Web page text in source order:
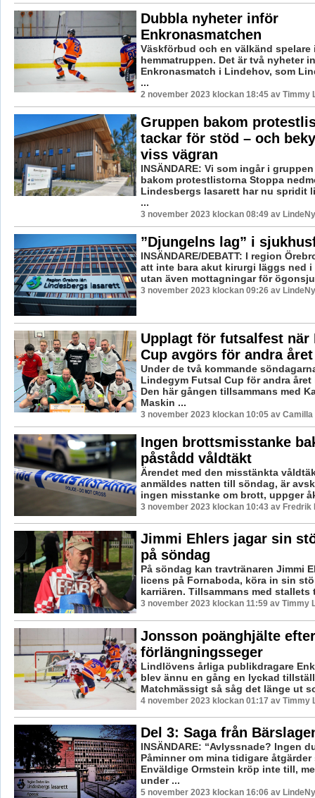
Dubbla nyheter inför
Enkronasmatchen
Väskförbud och en välkänd spelare
hemmatruppen. Det är två nyheter
Enkronasmatch i Lindehov, som
...
2 november 2023 klockan 18:45 av Timmy
Gruppen bakom
tackar för stöd – och
viss vägran
INSÄNDARE: Vi som ingår i
bakom protestlistorna Stoppa
Lindesbergs lasarett har nu spridit
...
3 november 2023 klockan 08:49 av
”Djungelns lag” i
INSÄNDARE/DEBATT: I region
att inte bara akut kirurgi läggs ned i
utan även mottagningar för
3 november 2023 klockan 09:26 av
Upplagt för futsalfest när
Cup avgörs för andra året
Under de två kommande
Lindegym Futsal Cup för andra
Den här gången tillsammans med
Maskin ...
3 november 2023 klockan 10:05 av Camilla
Ingen brottsmisstanke
påstådd våldtäkt
Ärendet med den misstänkta
anmäldes natten till söndag, är
ingen misstanke om brott, uppger
3 november 2023 klockan 10:43 av Fredrik
Jimmi Ehlers jagar sin
på söndag
På söndag kan travtränaren Jimmi
licens på Fornaboda, köra in sin
karriären. Tillsammans med stallets
3 november 2023 klockan 11:59 av Timmy
Jonsson poänghjälte efter
förlängningsseger
Lindlövens årliga publikdragare
blev ännu en gång en lyckad
Matchmässigt så såg det länge ut
4 november 2023 klockan 01:17 av Timmy
Del 3: Saga från
INSÄNDARE: “Avlyssnade? Ingen
Påminner om mina tidigare åtgärder
Enväldige Ormstein kröp inte till,
under ...
5 november 2023 klockan 16:06 av